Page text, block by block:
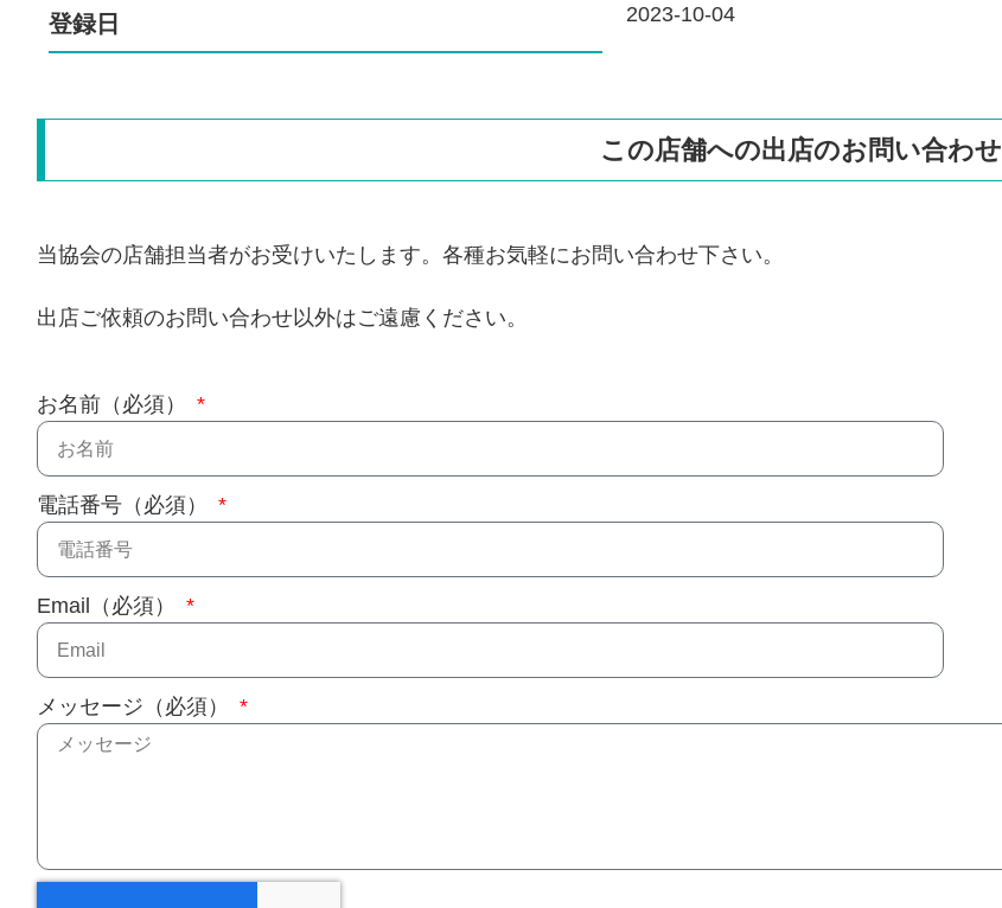
登録日 2023-10-04
この店舗への出店のお問い合わせ
当協会の店舗担当者がお受けいたします。各種お気軽にお問い合わせ下さい。
出店ご依頼のお問い合わせ以外はご遠慮ください。
お名前（必須）
電話番号（必須）
Email（必須）
メッセージ（必須）